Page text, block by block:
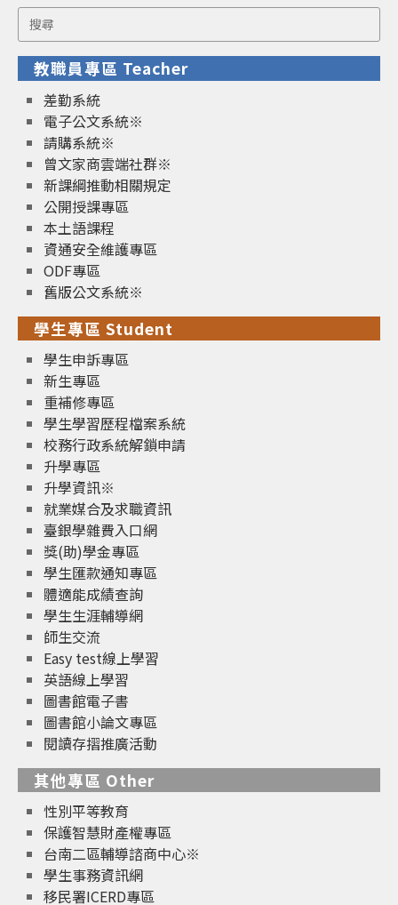
Search
for:
教職員專區 Teacher
差勤系統
電子公文系統※
請購系統※
曾文家商雲端社群※
新課綱推動相關規定
公開授課專區
本土語課程
資通安全維護專區
ODF專區
舊版公文系統※
學生專區 Student
學生申訴專區
新生專區
重補修專區
學生學習歷程檔案系統
校務行政系統解鎖申請
升學專區
升學資訊※
就業媒合及求職資訊
臺銀學雜費入口網
獎(助)學金專區
學生匯款通知專區
體適能成績查詢
學生生涯輔導網
師生交流
Easy test線上學習
英語線上學習
圖書館電子書
圖書館小論文專區
閱讀存摺推廣活動
其他專區 Other
性別平等教育
保護智慧財產權專區
台南二區輔導諮商中心※
學生事務資訊網
移民署ICERD專區